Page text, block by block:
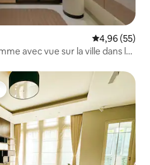
Évaluation
4,96 (55)
avec vue sur la ville dans le